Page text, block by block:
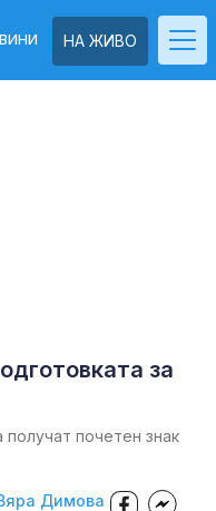
НА ЖИВО
за
почетен знак
Димова